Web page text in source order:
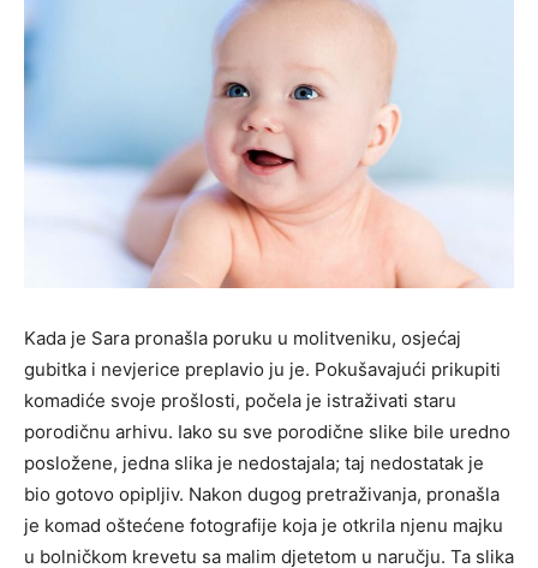
Kada je Sara pronašla poruku u molitveniku, osjećaj
gubitka i nevjerice preplavio ju je. Pokušavajući prikupiti
komadiće svoje prošlosti, počela je istraživati staru
porodičnu arhivu. Iako su sve porodične slike bile uredno
posložene, jedna slika je nedostajala; taj nedostatak je
bio gotovo opipljiv. Nakon dugog pretraživanja, pronašla
je komad oštećene fotografije koja je otkrila njenu majku
u bolničkom krevetu sa malim djetetom u naručju. Ta slika